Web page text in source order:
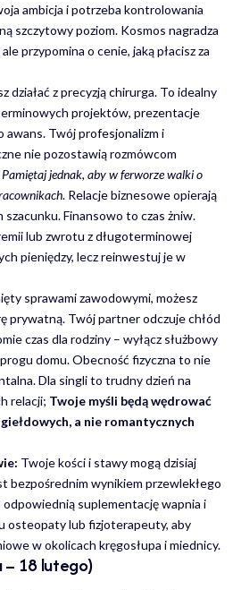
ambicja i potrzeba kontrolowania
szczytowy poziom. Kosmos nagradza
przypomina o cenie, jaką płacisz za
działać z precyzją chirurga. To idealny
projektów, prezentacje
awans. Twój profesjonalizm i
nie pozostawią rozmówcom
Pamiętaj jednak, aby w ferworze walki o
. Relacje biznesowe opierają
szacunku. Finansowo to czas żniw.
lub zwrotu z długoterminowej
pieniędzy, lecz reinwestuj je w
sprawami zawodowymi, możesz
prywatną. Twój partner odczuje chłód
czas dla rodziny – wyłącz służbowy
domu. Obecność fizyczna to nie
Dla singli to trudny dzień na
relacji; Twoje myśli będą wędrować
a nie romantycznych
Twoje kości i stawy mogą dzisiaj
bezpośrednim wynikiem przewlekłego
odpowiednią suplementację wapnia i
osteopaty lub fizjoterapeuty, aby
w okolicach kręgosłupa i miednicy.
– 18 lutego)